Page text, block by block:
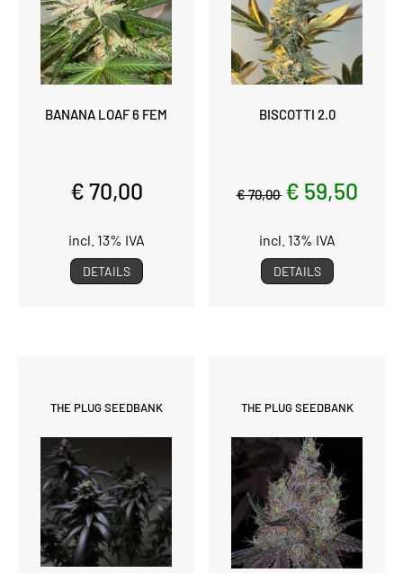
BANANA LOAF 6 FEM
€ 70,00
incl. 13% IVA
DETAILS
BISCOTTI 2.0
€ 70,00 € 59,50
incl. 13% IVA
DETAILS
THE PLUG SEEDBANK THE PLUG SEEDBANK